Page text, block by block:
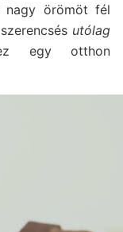
nagy örömöt fél
utólag
egy otthon